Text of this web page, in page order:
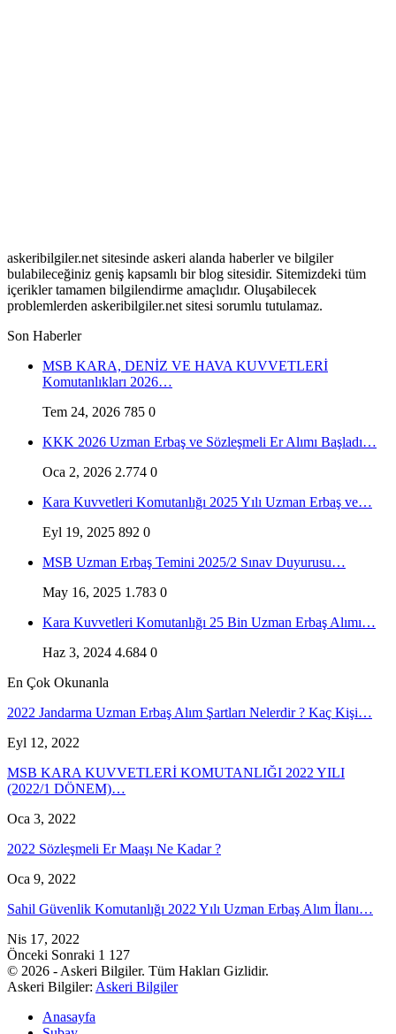
askeribilgiler.net sitesinde askeri alanda haberler ve bilgiler
bulabileceğiniz geniş kapsamlı bir blog sitesidir. Sitemizdeki tüm
içerikler tamamen bilgilendirme amaçlıdır. Oluşabilecek
problemlerden askeribilgiler.net sitesi sorumlu tutulamaz.
Son Haberler
MSB KARA, DENİZ VE HAVA KUVVETLERİ
Komutanlıkları 2026…
Tem 24, 2026 785 0
KKK 2026 Uzman Erbaş ve Sözleşmeli Er Alımı Başladı…
Oca 2, 2026 2.774 0
Kara Kuvvetleri Komutanlığı 2025 Yılı Uzman Erbaş ve…
Eyl 19, 2025 892 0
MSB Uzman Erbaş Temini 2025/2 Sınav Duyurusu…
May 16, 2025 1.783 0
Kara Kuvvetleri Komutanlığı 25 Bin Uzman Erbaş Alımı…
Haz 3, 2024 4.684 0
En Çok Okunanla
2022 Jandarma Uzman Erbaş Alım Şartları Nelerdir ? Kaç Kişi…
Eyl 12, 2022
MSB KARA KUVVETLERİ KOMUTANLIĞI 2022 YILI
(2022/1 DÖNEM)…
Oca 3, 2022
2022 Sözleşmeli Er Maaşı Ne Kadar ?
Oca 9, 2022
Sahil Güvenlik Komutanlığı 2022 Yılı Uzman Erbaş Alım İlanı…
Nis 17, 2022
Önceki Sonraki 1 127
© 2026 - Askeri Bilgiler. Tüm Hakları Gizlidir.
Askeri Bilgiler: Askeri Bilgiler
Anasayfa